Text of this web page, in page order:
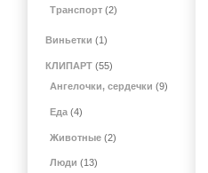
Транспорт (2)
Виньетки (1)
КЛИПАРТ(55)
Ангелочки, сердечки (9)
Еда (4)
Животные (2)
Люди (13)